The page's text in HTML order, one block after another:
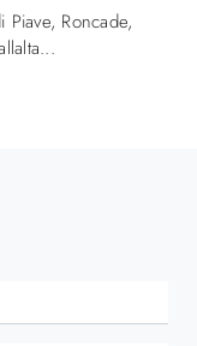
Roncade,